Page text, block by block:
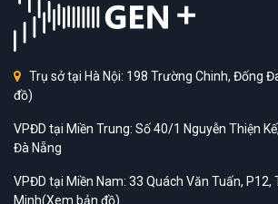
Trụ sở tại Hà Nội: 198 Trường Chinh, Đống
đồ)
VPĐD tại Miền Trung: Số 40/1 Nguyễn Thiện
Đà Nẵng
VPĐD tại Miền Nam: 33 Quách Văn Tuấn, P12,
Minh(Xem bản đồ)